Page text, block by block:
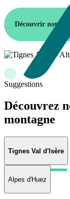
Découvrir notre
Suggestions
Découvrez
montagne
Tignes Val d'Isère
Alpes d'Huez